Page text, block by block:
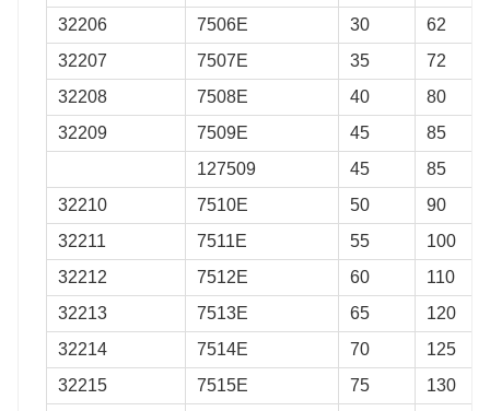
32206
7506E 30
62
32207
7507E 35
72
32208
7508E 40
80
32209
7509E 45
85
127509
45
85
32210
7510E 50
90
32211
7511E 55
100
32212
7512E 60
110
32213
7513E 65
120
32214
7514E 70
125
32215
7515E 75
130